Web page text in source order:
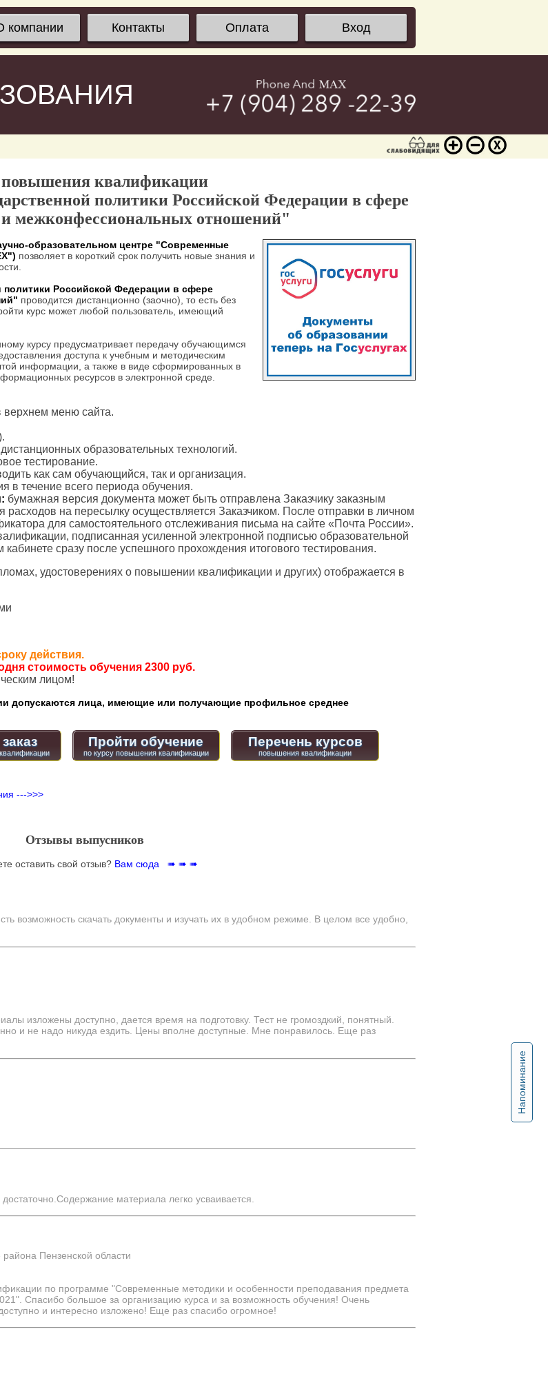
компании Контакты Оплата Вход
Напоминание
повышения квалификации
политики Российской Федерации в сфере
межконфессиональных отношений"
образовательном центре "Современные
позволяет в короткий срок получить новые знания и
политики Российской Федерации в сфере
проводится дистанционно (заочно), то есть без
курс может любой пользователь, имеющий
курсу предусматривает передачу обучающимся
доступа к учебным и методическим
информации, а также в виде сформированных в
ресурсов в электронной среде.
верхнем меню сайта.
образовательных технологий.
тестирование.
как сам обучающийся, так и организация.
в течение всего периода обучения.
бумажная версия документа может быть отправлена Заказчику заказным
на пересылку осуществляется Заказчиком. После отправки в личном
для самостоятельного отслеживания письма на сайте «Почта России».
подписанная усиленной электронной подписью образовательной
сразу после успешного прохождения итогового тестирования.
удостоверениях о повышении квалификации и других) отображается в
действия.
стоимость обучения 2300 руб.
лицом!
допускаются лица, имеющие или получающие профильное среднее
Пройти обучение
по курсу повышения квалификации
Перечень курсов
--->>>
Отзывы выпусников
оставить свой отзыв? Вам сюда ➠ ➠ ➠
возможность скачать документы и изучать их в удобном режиме. В целом все удобно,
изложены доступно, дается время на подготовку. Тест не громоздкий, понятный.
и не надо никуда ездить. Цены вполне доступные. Мне понравилось. Еще раз
материала легко усваивается.
Пензенской области
по программе "Современные методики и особенности преподавания предмета
Спасибо большое за организацию курса и за возможность обучения! Очень
и интересно изложено! Еще раз спасибо огромное!